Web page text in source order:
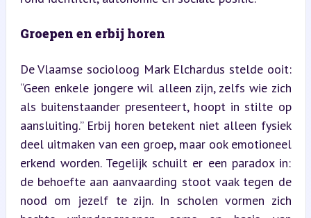
Groepen en erbij horen
De Vlaamse socioloog Mark Elchardus stelde ooit:
“Geen enkele jongere wil alleen zijn, zelfs wie zich
als buitenstaander presenteert, hoopt in stilte op
aansluiting.” Erbij horen betekent niet alleen fysiek
deel uitmaken van een groep, maar ook emotioneel
erkend worden. Tegelijk schuilt er een paradox in:
de behoefte aan aanvaarding stoot vaak tegen de
nood om jezelf te zijn. In scholen vormen zich